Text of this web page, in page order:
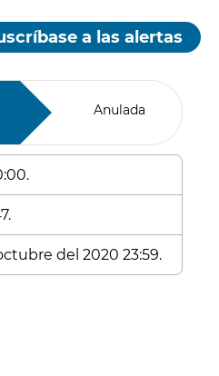
a las alertas
Anulada
del 2020 23:59.